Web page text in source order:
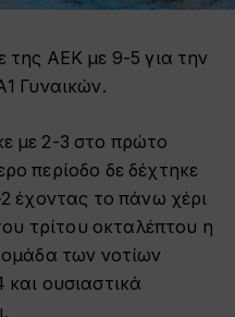
της ΑΕΚ με 9-5 για την
Γυναικών.
με 2-3 στο πρώτο
περίοδο δε δέχτηκε
έχοντας το πάνω χέρι
τρίτου οκταλέπτου η
των νοτίων
ουσιαστικά